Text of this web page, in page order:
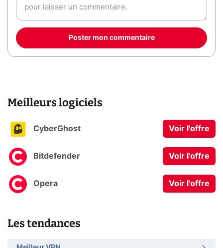
Poster mon commentaire
Meilleurs logiciels
CyberGhost Voir l'offre
Bitdefender Voir l'offre
Opera Voir l'offre
Les tendances